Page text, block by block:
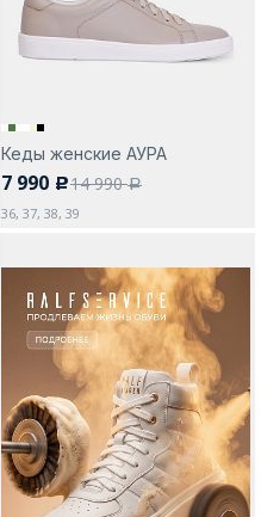
Кеды женские АУРА
7 990 c14 990a
36, 37, 38, 39